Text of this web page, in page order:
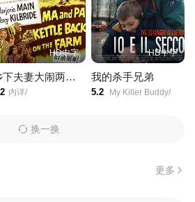
HD中字
乡下夫妻大闹两亲家
内详/
HD中字
我的杀手兄弟
5.2 My Killer Buddy/
换一换
更多